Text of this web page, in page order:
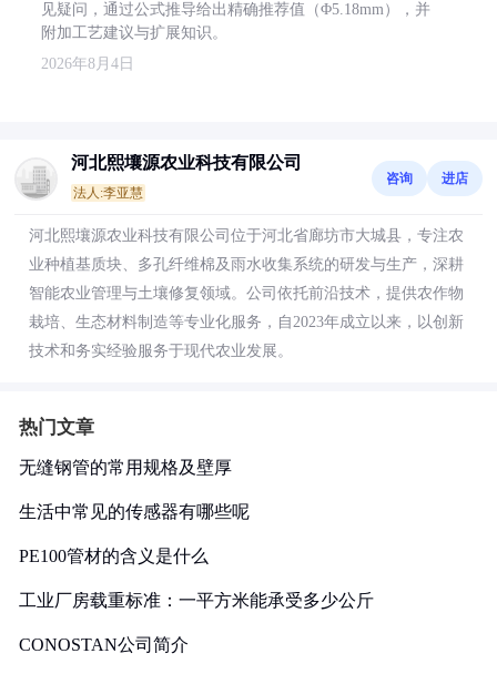
见疑问，通过公式推导给出精确推荐值（Φ5.18mm），并
附加工艺建议与扩展知识。
2026年8月4日
河北熙壤源农业科技有限公司
法人:李亚慧
咨询 进店
河北熙壤源农业科技有限公司位于河北省廊坊市大城县，专注农
业种植基质块、多孔纤维棉及雨水收集系统的研发与生产，深耕
智能农业管理与土壤修复领域。公司依托前沿技术，提供农作物
栽培、生态材料制造等专业化服务，自2023年成立以来，以创新
技术和务实经验服务于现代农业发展。
热门文章
无缝钢管的常用规格及壁厚
生活中常见的传感器有哪些呢
PE100管材的含义是什么
工业厂房载重标准：一平方米能承受多少公斤
CONOSTAN公司简介